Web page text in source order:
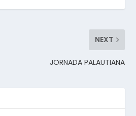
NEXT
JORNADA PALAUTIANA